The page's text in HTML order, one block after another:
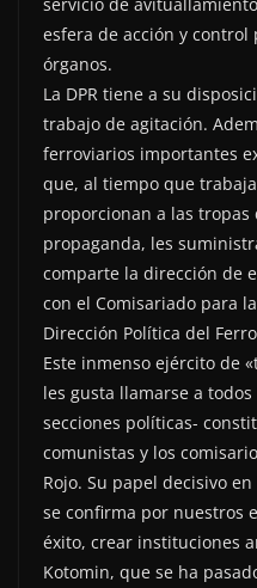
esfera de acción y control
órganos.
La DPR tiene a su
trabajo de agitación.
ferroviarios importantes
que, al tiempo que
proporcionan a las
propaganda, les
comparte la dirección de
con el Comisariado para
Dirección Política del
Este inmenso ejército de
les gusta llamarse a
secciones políticas-
comunistas y los
Rojo. Su papel decisivo
se confirma por nuestros
éxito, crear instituciones
Kotomin, que se ha